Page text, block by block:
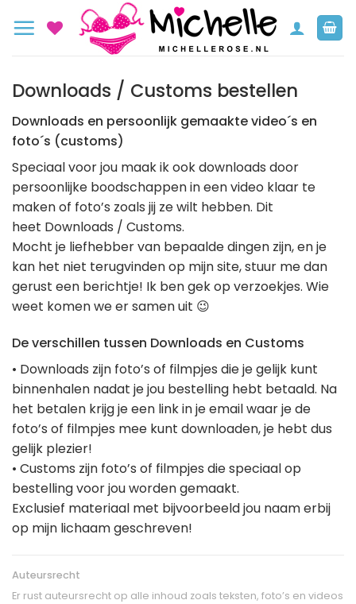
naar
Downloads / Customs bestellen
Downloads en persoonlijk gemaakte video´s en
foto´s (customs)
Speciaal voor jou maak ik ook downloads door
persoonlijke boodschappen in een video klaar te
maken of foto’s zoals jij ze wilt hebben. Dit
heet Downloads / Customs.
Mocht je liefhebber van bepaalde dingen zijn, en je
kan het niet terugvinden op mijn site, stuur me dan
gerust een berichtje! Ik ben gek op verzoekjes. Wie
weet komen we er samen uit 😉
De verschillen tussen Downloads en Customs
• Downloads zijn foto’s of filmpjes die je gelijk kunt
binnenhalen nadat je jou bestelling hebt betaald. Na
het betalen krijg je een link in je email waar je de
foto’s of filmpjes mee kunt downloaden, je hebt dus
gelijk plezier!
• Customs zijn foto’s of filmpjes die speciaal op
bestelling voor jou worden gemaakt.
Exclusief materiaal met bijvoorbeeld jou naam erbij
op mijn lichaam geschreven!
Auteursrecht
Er rust auteursrecht op alle inhoud zoals teksten, foto’s en videos